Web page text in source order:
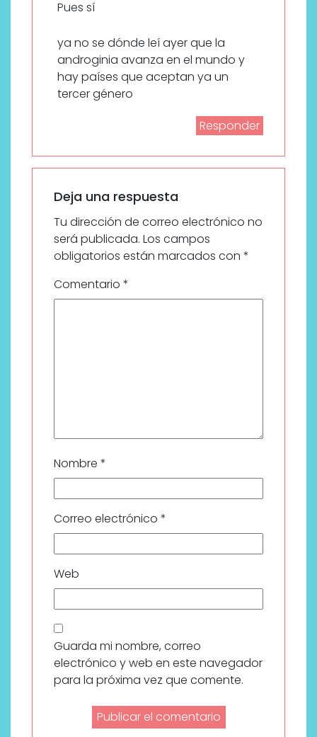
Pues sí
ya no se dónde leí ayer que la
androginia avanza en el mundo y
hay países que aceptan ya un
tercer género
Responder
Deja una respuesta
Tu dirección de correo electrónico no
será publicada. Los campos
obligatorios están marcados con *
Comentario *
Nombre *
Correo electrónico *
Web
Guarda mi nombre, correo
electrónico y web en este navegador
para la próxima vez que comente.